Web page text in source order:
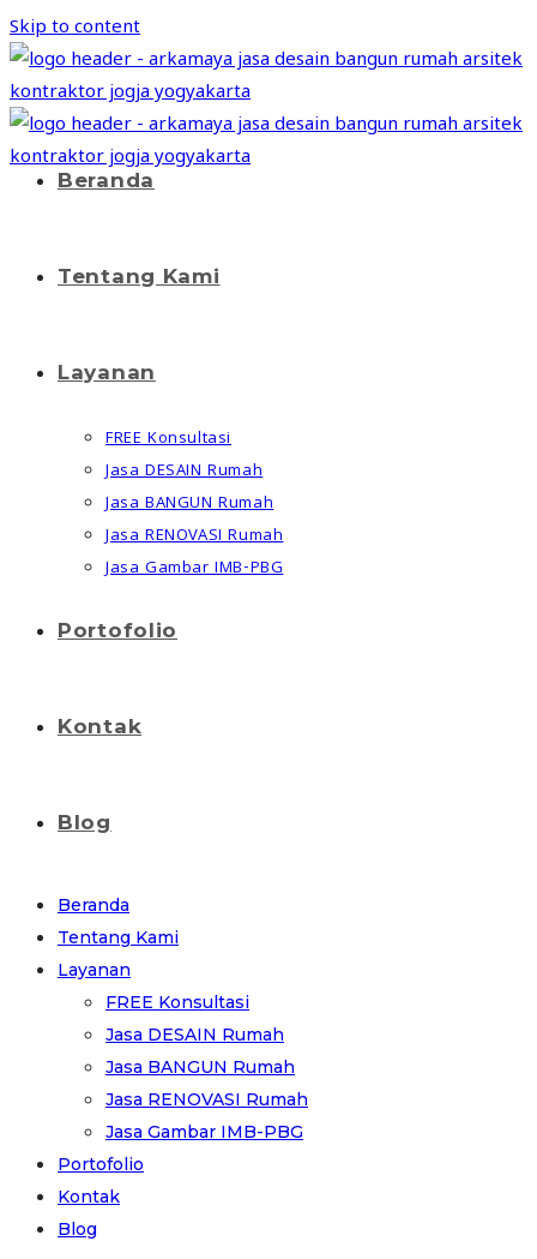
Skip to content
Beranda
Tentang Kami
Layanan
FREE Konsultasi
Jasa DESAIN Rumah
Jasa BANGUN Rumah
Jasa RENOVASI Rumah
Jasa Gambar IMB-PBG
Portofolio
Kontak
Blog
Beranda
Tentang Kami
Layanan
FREE Konsultasi
Jasa DESAIN Rumah
Jasa BANGUN Rumah
Jasa RENOVASI Rumah
Jasa Gambar IMB-PBG
Portofolio
Kontak
Blog